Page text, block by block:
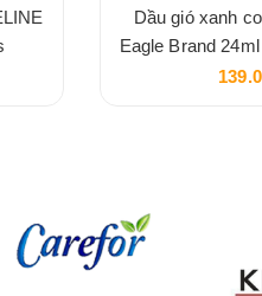
Dầu gió xanh
Eagle Brand